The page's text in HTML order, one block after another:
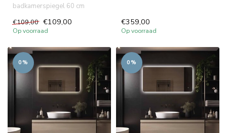
badkamerspiegel 60 cm
combineert een elegant design
met dimba...
€109,00 €109,00
Op voorraad
€359,00
Op voorraad
0% 0%